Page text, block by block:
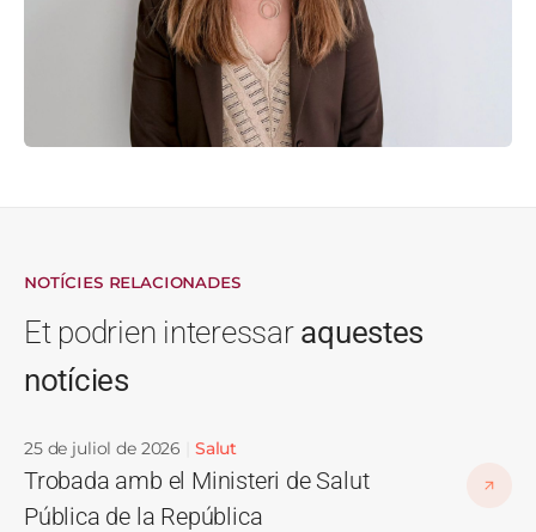
NOTÍCIES RELACIONADES
Et podrien interessar aquestes
notícies
25 de juliol de 2026 Salut
Trobada amb el Ministeri de Salut
Pública de la República